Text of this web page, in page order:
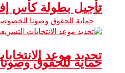
حماية للحقوق
تأجيل بطولة كأس
تحديد موعد